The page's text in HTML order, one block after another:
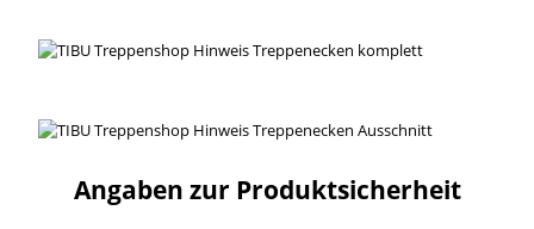
Angaben zur Produktsicherheit